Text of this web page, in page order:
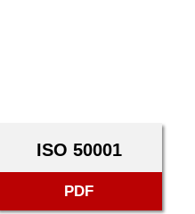
ISO 50001
PDF